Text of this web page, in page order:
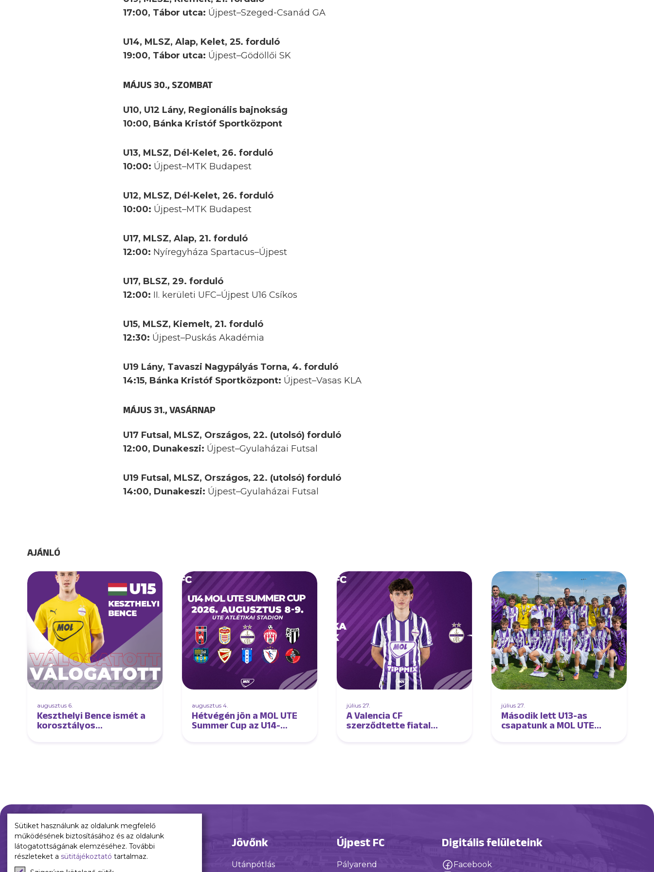
17:00, Tábor utca: Újpest–Szeged-Csanád GA
U14, MLSZ, Alap, Kelet, 25. forduló
19:00, Tábor utca: Újpest–Gödöllői SK
MÁJUS 30., SZOMBAT
U10, U12 Lány, Regionális bajnokság
10:00, Bánka Kristóf Sportközpont
U13, MLSZ, Dél-Kelet, 26. forduló
10:00: Újpest–MTK Budapest
U12, MLSZ, Dél-Kelet, 26. forduló
10:00: Újpest–MTK Budapest
U17, MLSZ, Alap, 21. forduló
12:00: Nyíregyháza Spartacus–Újpest
U17, BLSZ, 29. forduló
12:00: II. kerületi UFC–Újpest U16 Csíkos
U15, MLSZ, Kiemelt, 21. forduló
12:30: Újpest–Puskás Akadémia
U19 Lány, Tavaszi Nagypályás Torna, 4. forduló
14:15, Bánka Kristóf Sportközpont: Újpest–Vasas KLA
MÁJUS 31., VASÁRNAP
U17 Futsal, MLSZ, Országos, 22. (utolsó) forduló
12:00, Dunakeszi: Újpest–Gyulaházai Futsal
U19 Futsal, MLSZ, Országos, 22. (utolsó) forduló
14:00, Dunakeszi: Újpest–Gyulaházai Futsal
AJÁNLÓ
augusztus 6.
Keszthelyi Bence ismét a
korosztályos
augusztus 4.
Hétvégén jön a MOL UTE
Summer Cup az U14-
július 27.
A Valencia CF
szerződtette fiatal
július 27.
Második lett U13-as
csapatunk a MOL UTE
Múltunk
Történelmünk
Jelenünk Jövőnk
Utánpótlás
Újpest FC
Pályarend
Digitális felületeink
Facebook
Sütiket használunk az oldalunk megfelelő
működésének biztosításához és az oldalunk
látogatottságának elemzéséhez. További
részleteket a sütitájékoztató tartalmaz.